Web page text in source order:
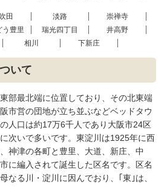
田 淡路
崇禅寺
う豊里 瑞光四丁目
井高野
相川 下新庄
いて
部最北端に位置しており、その北東端
市営の団地が立ち並ぶなどベッドタウ
人口は約17万6千人であり大阪市24区
次いで多いです。東淀川は1925年に西
神津の各町と豊里、大道、新庄、中
に編入されて誕生した区名です。区名
なる川・淀川に因んでおり、｢東｣は、